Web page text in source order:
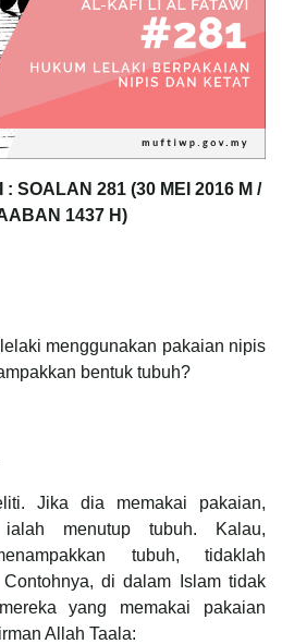
: SOALAN 281(30 MEI 2016 M /
1437 H)
menggunakan pakaian nipis
bentuk tubuh?
Jika dia memakai pakaian,
menutup tubuh. Kalau,
tubuh, tidaklah
di dalam Islam tidak
yang memakai pakaian
Allah Taala: